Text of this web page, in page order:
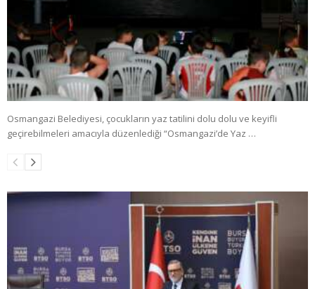
Osmangazi Belediyesi, çocukların yaz tatilini dolu dolu ve keyifli
geçirebilmeleri amacıyla düzenlediği “Osmangazi’de Yaz …